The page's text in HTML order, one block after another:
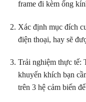
frame đi kèm ống
Xác định mục đích
điện thoại, hay sẽ
Trải nghiệm thực tế:
khuyến khích bạn
trên 3 hệ cảm biến